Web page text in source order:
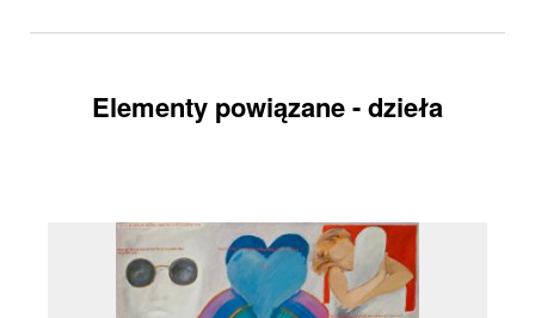
Elementy powiązane - dzieła